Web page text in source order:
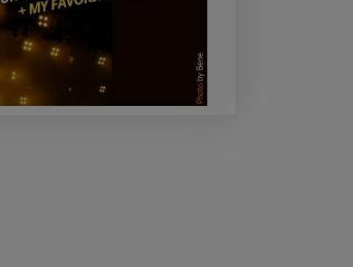
Photo
by Bene